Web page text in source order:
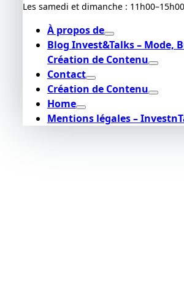
Les samedi et dimanche : 11h00–15h00
À propos de
Blog Invest&Talks – Mode,
Création de Contenu
Contact
Création de Contenu
Home
Mentions légales –